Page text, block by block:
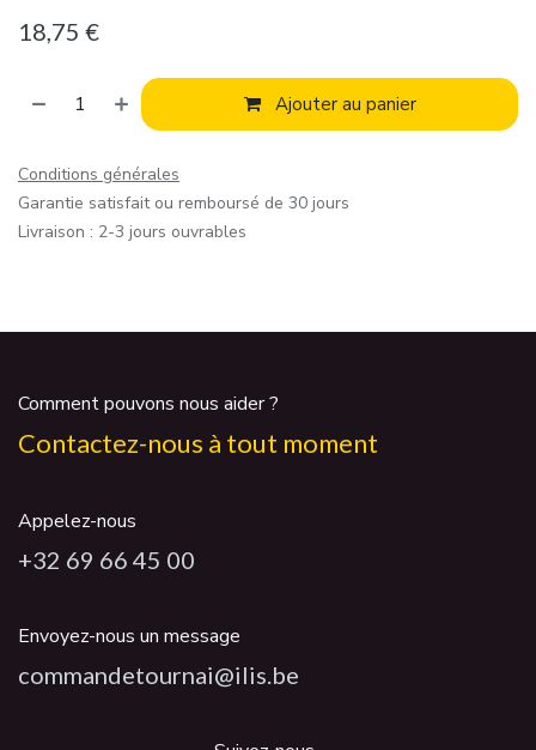
18,75 €
Ajouter au panier
Conditions générales
Garantie satisfait ou remboursé de 30 jours
Livraison : 2-3 jours ouvrables
Comment pouvons nous aider ?
Contactez-nous à tout moment
Appelez-nous
+32 69 66 45 00
Envoyez-nous un message
commandetournai@ilis.be